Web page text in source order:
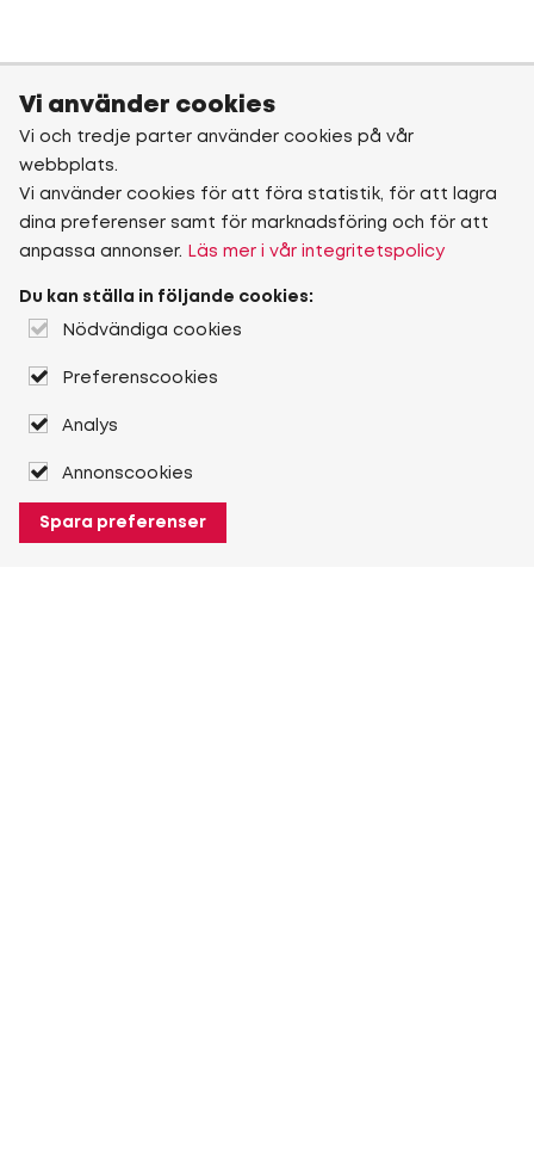
Vi använder cookies
Vi och tredje parter använder cookies på vår
webbplats.
Vi använder cookies för att föra statistik, för att lagra
dina preferenser samt för marknadsföring och för att
anpassa annonser.
Läs mer i vår integritetspolicy
Du kan ställa in följande cookies:
Nödvändiga cookies
Preferenscookies
Analys
Annonscookies
Spara preferenser